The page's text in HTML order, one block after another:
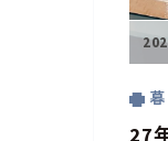
27